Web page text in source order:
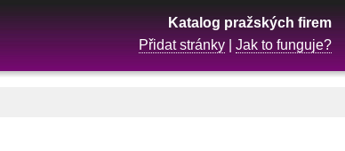
Katalog pražských firem
Přidat stránky
Jak to funguje?